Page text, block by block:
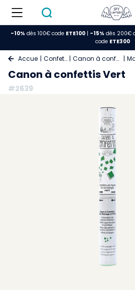
-10% dès 100€ code ETE100| -15% dès 200€
code ETE300
Accueil Confettis Canon à confettis
Canon à confettis Vert
#2639